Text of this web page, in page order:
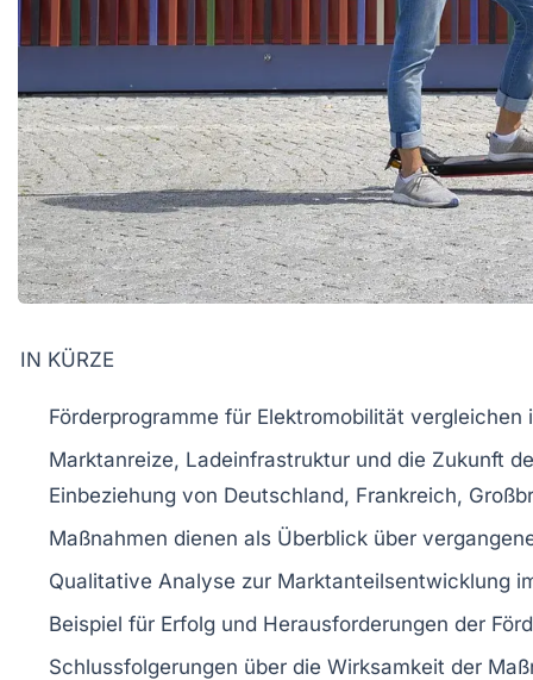
IN KÜRZE
Förderprogramme für Elektromobilität vergleichen
Marktanreize, Ladeinfrastruktur und die Zukunft
Einbeziehung von Deutschland, Frankreich,
Maßnahmen dienen als Überblick über
Qualitative Analyse zur Marktanteilsentwicklung
Beispiel für Erfolg und Herausforderungen der
Schlussfolgerungen über die Wirksamkeit der